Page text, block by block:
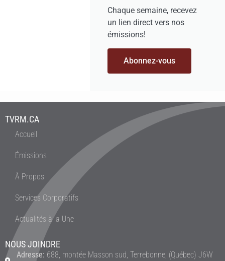
Chaque semaine, recevez
un lien direct vers nos
émissions!
Abonnez-vous
TVRM.CA
Accueil
Émissions
À Propos
Services Corporatifs
Actualités à la Une
NOUS JOINDRE
Adresse: 688, montée Masson sud, Terrebonne, (Québec) J6W